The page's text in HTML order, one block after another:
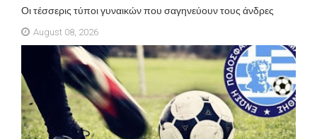
Οι τέσσερις τύποι γυναικών που σαγηνεύουν τους άνδρες
August 08, 2026